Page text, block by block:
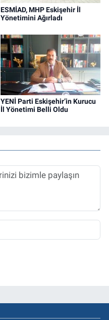
ESMİAD, MHP Eskişehir İl
Yönetimini Ağırladı
YENİ Parti Eskişehir’in Kurucu
İl Yönetimi Belli Oldu